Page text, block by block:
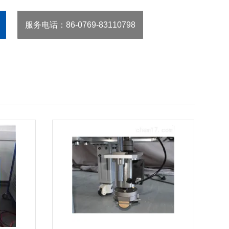
服务电话 ：86-0769-83110798